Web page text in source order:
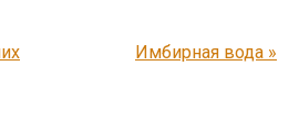
Имбирная вода »